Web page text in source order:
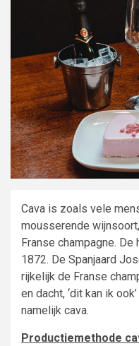
Cava is zoals vele
mousserende
Franse champagne.
1872. De Spanjaard
rijkelijk de Franse
en dacht, ‘dit kan ik
namelijk cava.
Productiemethode